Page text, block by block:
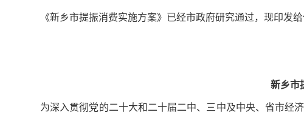
《新乡市提振消费实施方案》已经市政府研究通过，现印发
新乡市
为深入贯彻党的二十大和二十届二中、三中及中央、省市经